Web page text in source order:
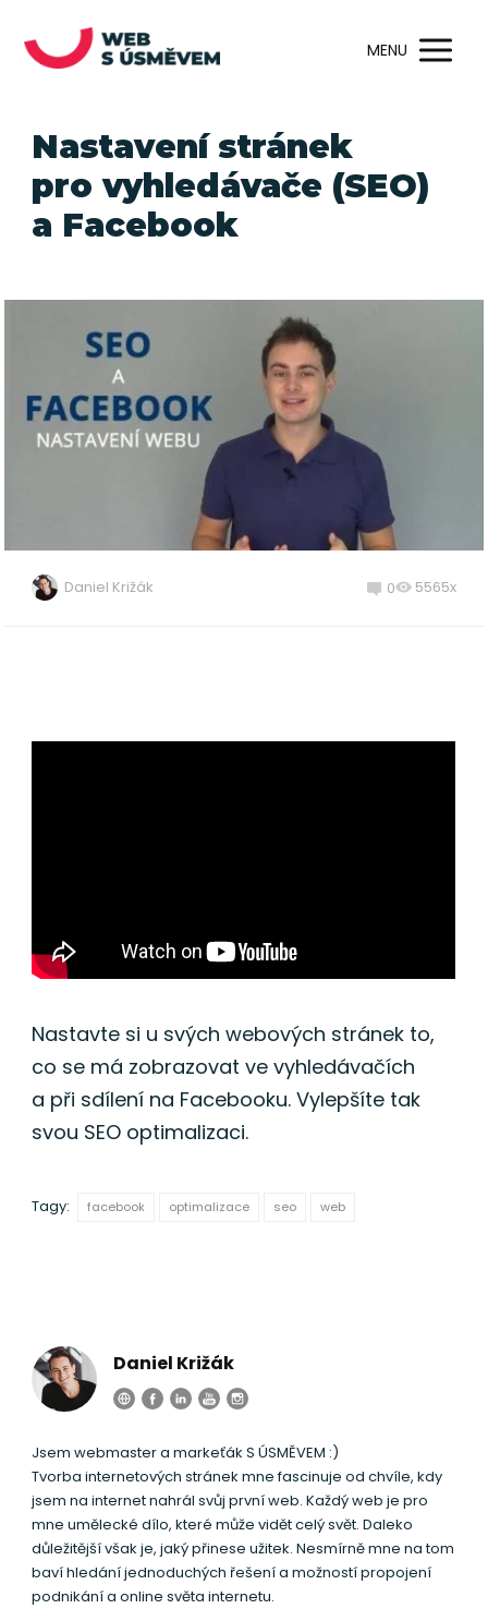
MENU
Nastavení stránek
pro vyhledávače (SEO)
a Facebook
Daniel Križák 0 5565x
Nastavte si u svých webových stránek to,
co se má zobrazovat ve vyhledávačích
a při sdílení na Facebooku. Vylepšíte tak
svou SEO optimalizaci.
Tagy: facebook optimalizace seo web
Daniel Križák
Jsem webmaster a markeťák S ÚSMĚVEM :)
Tvorba internetových stránek mne fascinuje od chvíle, kdy
jsem na internet nahrál svůj první web. Každý web je pro
mne umělecké dílo, které může vidět celý svět. Daleko
důležitější však je, jaký přinese užitek. Nesmírně mne na tom
baví hledání jednoduchých řešení a možností propojení
podnikání a online světa internetu.